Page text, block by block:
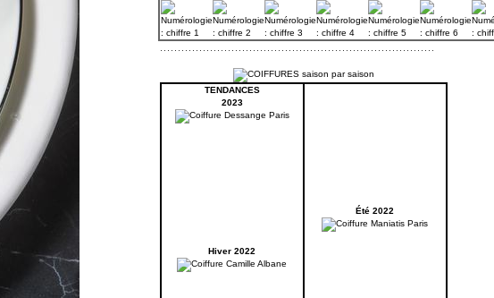
TENDANCES
2023
Hiver 2022
Été 2022